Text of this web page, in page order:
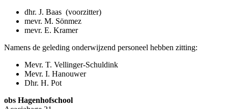
dhr. J. Baas (voorzitter)
mevr. M. Sönmez
mevr. E. Kramer
Namens de geleding onderwijzend personeel hebben zitting:
Mevr. T. Vellinger-Schuldink
Mevr. I. Hanouwer
Dhr. H. Pot
obs Hagenhofschool